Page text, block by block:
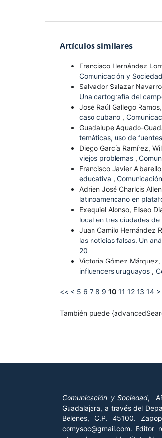
Artículos similares
Francisco Hernández
Comunicación y
Salvador Salazar
Una cartografía del
José Raúl Gallego Ramos,
caso cubano ,
Guadalupe Aguado-
temáticas, uso de
Diego García Ramírez,
viejos problemas ,
Francisco Javier
educativa ,
Adrien José Charlois
latinoamericano en
Exequiel Alonso, Eliseo
local en tres ciudades
Juan Camilo Hernández
las noticias falsas. Un
20
Victoria Gómez Márquez,
influencers uruguayos ,
<< < 5 6 7 8 9 10 11 12 13 14 >
También puede
Comunicación y Sociedad,
Guadalajara, a través del
Belenes, C.P. 45100.
comysoc@gmail.com. Editor